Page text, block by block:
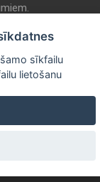
Pieteikties
sīkfailu
lietošanu